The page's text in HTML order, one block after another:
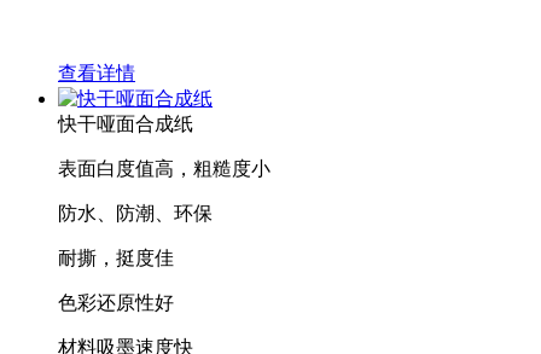
查看详情
快干哑面合成纸
表面白度值高，粗糙度小
防水、防潮、环保
耐撕，挺度佳
色彩还原性好
材料吸墨速度快